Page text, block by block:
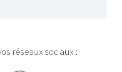
réseaux sociaux :